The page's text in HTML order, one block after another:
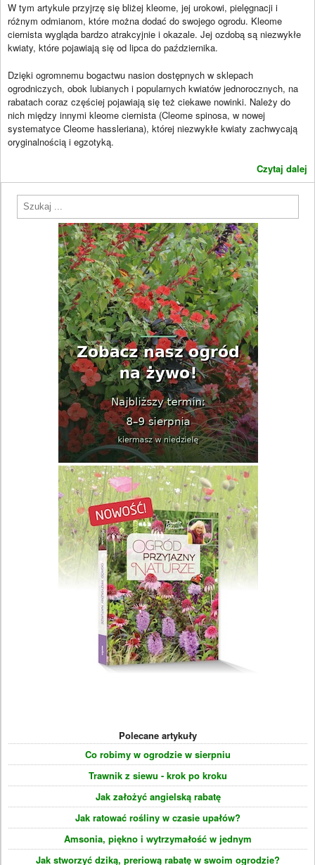
W tym artykule przyjrzę się bliżej kleome, jej urokowi, pielęgnacji i
różnym odmianom, które można dodać do swojego ogrodu. Kleome
ciernista wygląda bardzo atrakcyjnie i okazale. Jej ozdobą są niezwykłe
kwiaty, które pojawiają się od lipca do października.
Dzięki ogromnemu bogactwu nasion dostępnych w sklepach
ogrodniczych, obok lubianych i popularnych kwiatów jednorocznych, na
rabatach coraz częściej pojawiają się też ciekawe nowinki. Należy do
nich między innymi kleome ciernista (Cleome spinosa, w nowej
systematyce Cleome hassleriana), której niezwykłe kwiaty zachwycają
oryginalnością i egzotyką.
Czytaj dalej
Polecane artykuły
Co robimy w ogrodzie w sierpniu
Trawnik z siewu - krok po kroku
Jak założyć angielską rabatę
Jak ratować rośliny w czasie upałów?
Amsonia, piękno i wytrzymałość w jednym
Jak stworzyć dziką, preriową rabatę w swoim ogrodzie?